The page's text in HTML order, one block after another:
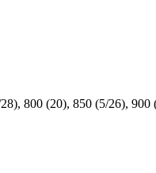
800 (20), 850 (5/26),